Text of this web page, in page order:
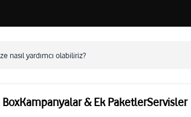
Kampanyalar & Ek PaketlerServisler